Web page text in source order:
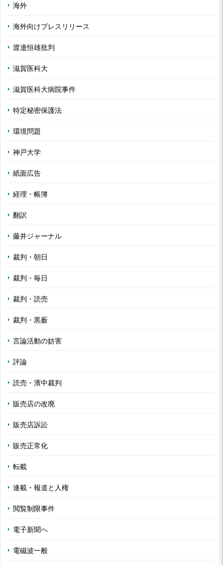
海外
海外向けプレスリリース
渡邉恒雄批判
滋賀医科大
滋賀医科大病院事件
特定秘密保護法
環境問題
神戸大学
紙面広告
経理・帳簿
翻訳
藤井ジャーナル
裁判・朝日
裁判・毎日
裁判・読売
裁判・黒薮
言論活動の妨害
評論
読売・濱中裁判
販売店の改廃
販売店訴訟
販売正常化
転載
連載・報道と人権
閲覧制限事件
電子新聞へ
電磁波一般